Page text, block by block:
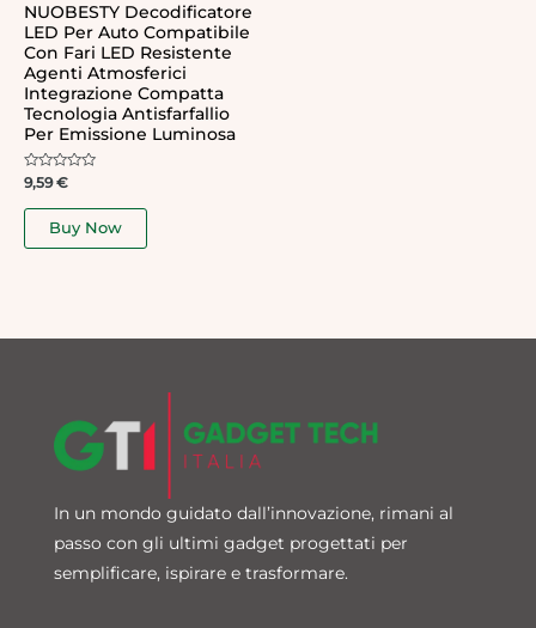
NUOBESTY Decodificatore
LED Per Auto Compatibile
Con Fari LED Resistente
Agenti Atmosferici
Integrazione Compatta
Tecnologia Antisfarfallio
Per Emissione Luminosa
Rated
out
9,59€
Buy Now
In un mondo guidato dall’innovazione, rimani al
passo con gli ultimi gadget progettati per
semplificare, ispirare e trasformare.